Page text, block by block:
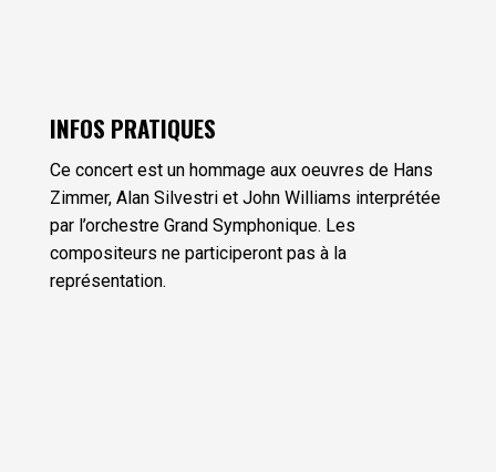
INFOS PRATIQUES
Ce concert est un hommage aux oeuvres de Hans
Zimmer, Alan Silvestri et John Williams interprétée
par l’orchestre Grand Symphonique. Les
compositeurs ne participeront pas à la
représentation.